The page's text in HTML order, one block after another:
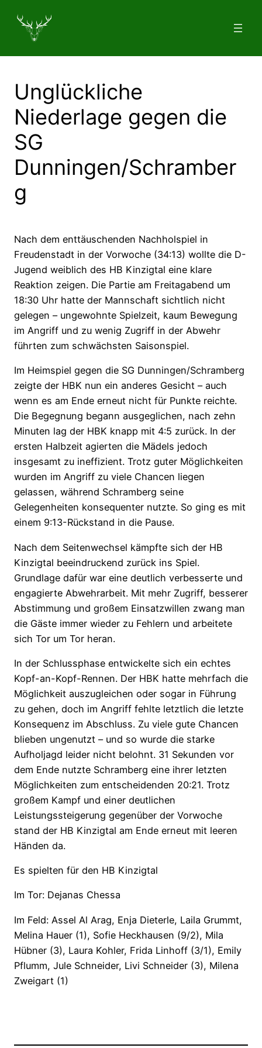
Inhalt
springen
Unglückliche
Niederlage gegen die
SG
Dunningen/Schramber
g
Nach dem enttäuschenden Nachholspiel in
Freudenstadt in der Vorwoche (34:13) wollte die D-
Jugend weiblich des HB Kinzigtal eine klare
Reaktion zeigen. Die Partie am Freitagabend um
18:30 Uhr hatte der Mannschaft sichtlich nicht
gelegen – ungewohnte Spielzeit, kaum Bewegung
im Angriff und zu wenig Zugriff in der Abwehr
führten zum schwächsten Saisonspiel.
Im Heimspiel gegen die SG Dunningen/Schramberg
zeigte der HBK nun ein anderes Gesicht – auch
wenn es am Ende erneut nicht für Punkte reichte.
Die Begegnung begann ausgeglichen, nach zehn
Minuten lag der HBK knapp mit 4:5 zurück. In der
ersten Halbzeit agierten die Mädels jedoch
insgesamt zu ineffizient. Trotz guter Möglichkeiten
wurden im Angriff zu viele Chancen liegen
gelassen, während Schramberg seine
Gelegenheiten konsequenter nutzte. So ging es mit
einem 9:13-Rückstand in die Pause.
Nach dem Seitenwechsel kämpfte sich der HB
Kinzigtal beeindruckend zurück ins Spiel.
Grundlage dafür war eine deutlich verbesserte und
engagierte Abwehrarbeit. Mit mehr Zugriff, besserer
Abstimmung und großem Einsatzwillen zwang man
die Gäste immer wieder zu Fehlern und arbeitete
sich Tor um Tor heran.
In der Schlussphase entwickelte sich ein echtes
Kopf-an-Kopf-Rennen. Der HBK hatte mehrfach die
Möglichkeit auszugleichen oder sogar in Führung
zu gehen, doch im Angriff fehlte letztlich die letzte
Konsequenz im Abschluss. Zu viele gute Chancen
blieben ungenutzt – und so wurde die starke
Aufholjagd leider nicht belohnt. 31 Sekunden vor
dem Ende nutzte Schramberg eine ihrer letzten
Möglichkeiten zum entscheidenden 20:21. Trotz
großem Kampf und einer deutlichen
Leistungssteigerung gegenüber der Vorwoche
stand der HB Kinzigtal am Ende erneut mit leeren
Händen da.
Es spielten für den HB Kinzigtal
Im Tor: Dejanas Chessa
Im Feld: Assel Al Arag, Enja Dieterle, Laila Grummt,
Melina Hauer (1), Sofie Heckhausen (9/2), Mila
Hübner (3), Laura Kohler, Frida Linhoff (3/1), Emily
Pflumm, Jule Schneider, Livi Schneider (3), Milena
Zweigart (1)